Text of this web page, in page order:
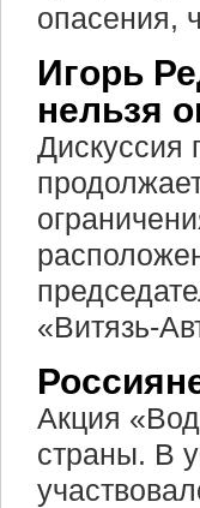
опасения,
Игорь
нельзя
Дискуссия
«Витязь-
Акция
страны. В